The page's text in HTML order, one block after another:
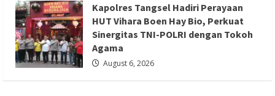
Redaksi 01 August 6, 2026
Kapolres Tangsel Hadiri Perayaan
HUT Vihara Boen Hay Bio, Perkuat
Sinergitas TNI-POLRI dengan Tokoh
Agama
August 6, 2026